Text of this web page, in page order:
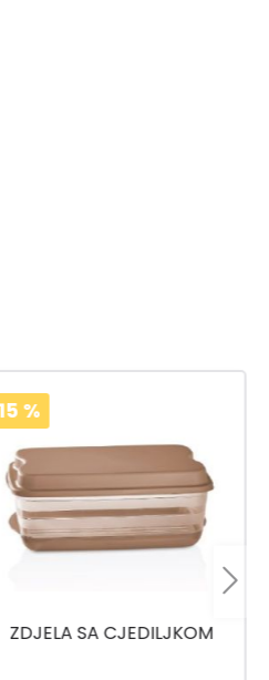
%
TITIZ POSUDA ZA BEBI